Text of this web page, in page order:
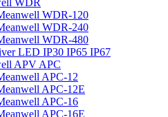
WDR-120
WDR-240
WDR-480
LED IP30 IP65 IP67
APV APC
APC-12
APC-12E
APC-16
APC-16E